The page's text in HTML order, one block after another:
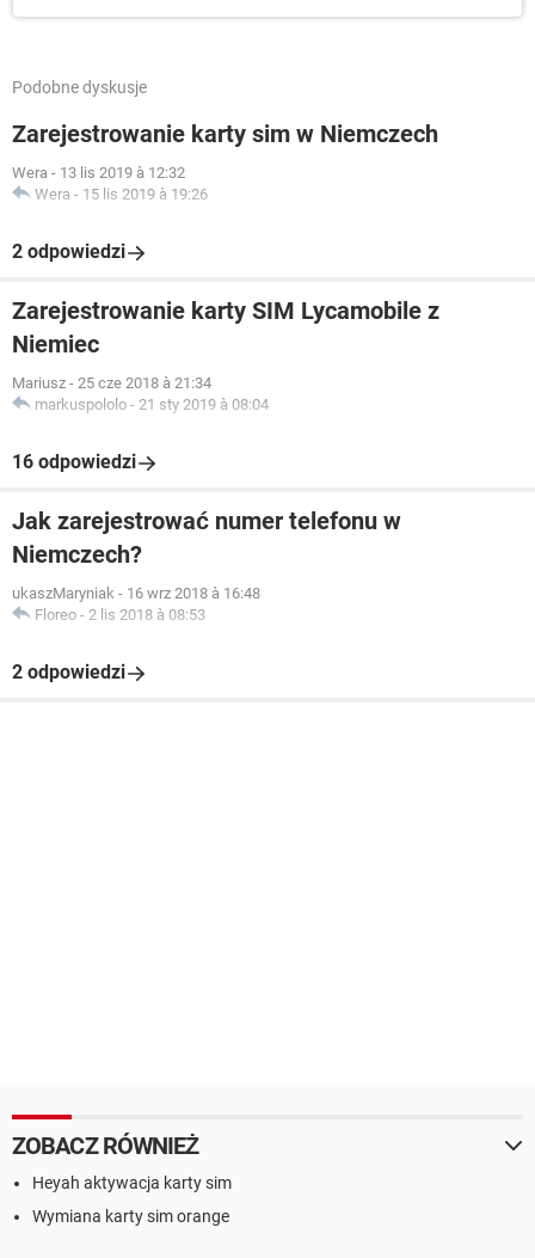
Podobne dyskusje
Zarejestrowanie karty sim w Niemczech
Wera - 13 lis 2019 à 12:32
Wera - 15 lis 2019 à 19:26
2 odpowiedzi
Zarejestrowanie karty SIM Lycamobile z
Niemiec
Mariusz - 25 cze 2018 à 21:34
markuspololo - 21 sty 2019 à 08:04
16 odpowiedzi
Jak zarejestrować numer telefonu w
Niemczech?
ukaszMaryniak - 16 wrz 2018 à 16:48
Floreo - 2 lis 2018 à 08:53
2 odpowiedzi
ZOBACZ RÓWNIEŻ
Heyah aktywacja karty sim
Wymiana karty sim orange